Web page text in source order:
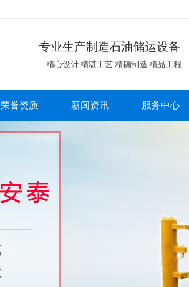
专业生产制造石油储运设备
精心设计 精湛工艺 精确制造 精品工程
荣誉资质 新闻资讯 服务中心